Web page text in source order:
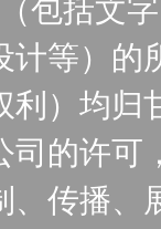
包括文
计等）的
利）均归
司的许
、传播、